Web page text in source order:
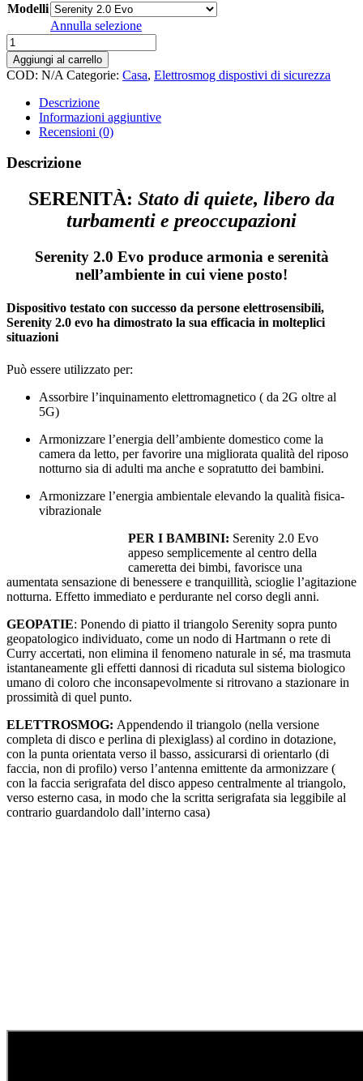
160,00€
a
480,00€
Modelli
Annulla selezione
Serenity
2.0
Evo
-
(armonizzatore
ambientale)
quantità
Aggiungi al carrello
COD: N/A Categorie: Casa, Elettrosmog dispostivi di sicurezza
Descrizione
Informazioni aggiuntive
Recensioni (0)
Descrizione
SERENITÀ: Stato di quiete, libero da
turbamenti e preoccupazioni
Serenity 2.0 Evo produce armonia e serenità
nell’ambiente in cui viene posto!
Dispositivo testato con successo da persone elettrosensibili,
Serenity 2.0 evo ha dimostrato la sua efficacia in molteplici
situazioni
Può essere utilizzato per:
Assorbire l’inquinamento elettromagnetico ( da 2G oltre al
5G)
Armonizzare l’energia dell’ambiente domestico come la
camera da letto, per favorire una migliorata qualità del riposo
notturno sia di adulti ma anche e sopratutto dei bambini.
Armonizzare l’energia ambientale elevando la qualità fisica-
vibrazionale
PER I BAMBINI: Serenity 2.0 Evo
appeso semplicemente al centro della
cameretta dei bimbi, favorisce una
aumentata sensazione di benessere e tranquillità, scioglie l’agitazione
notturna. Effetto immediato e perdurante nel corso degli anni.
GEOPATIE: Ponendo di piatto il triangolo Serenity sopra punto
geopatologico individuato, come un nodo di Hartmann o rete di
Curry accertati, non elimina il fenomeno naturale in sé, ma trasmuta
istantaneamente gli effetti dannosi di ricaduta sul sistema biologico
umano di coloro che inconsapevolmente si ritrovano a stazionare in
prossimità di quel punto.
ELETTROSMOG: Appendendo il triangolo (nella versione
completa di disco e perlina di plexiglass) al cordino in dotazione,
con la punta orientata verso il basso, assicurarsi di orientarlo (di
faccia, non di profilo) verso l’antenna emittente da armonizzare (
con la faccia serigrafata del disco appeso centralmente al triangolo,
verso esterno casa, in modo che la scritta serigrafata sia leggibile al
contrario guardandolo dall’interno casa)